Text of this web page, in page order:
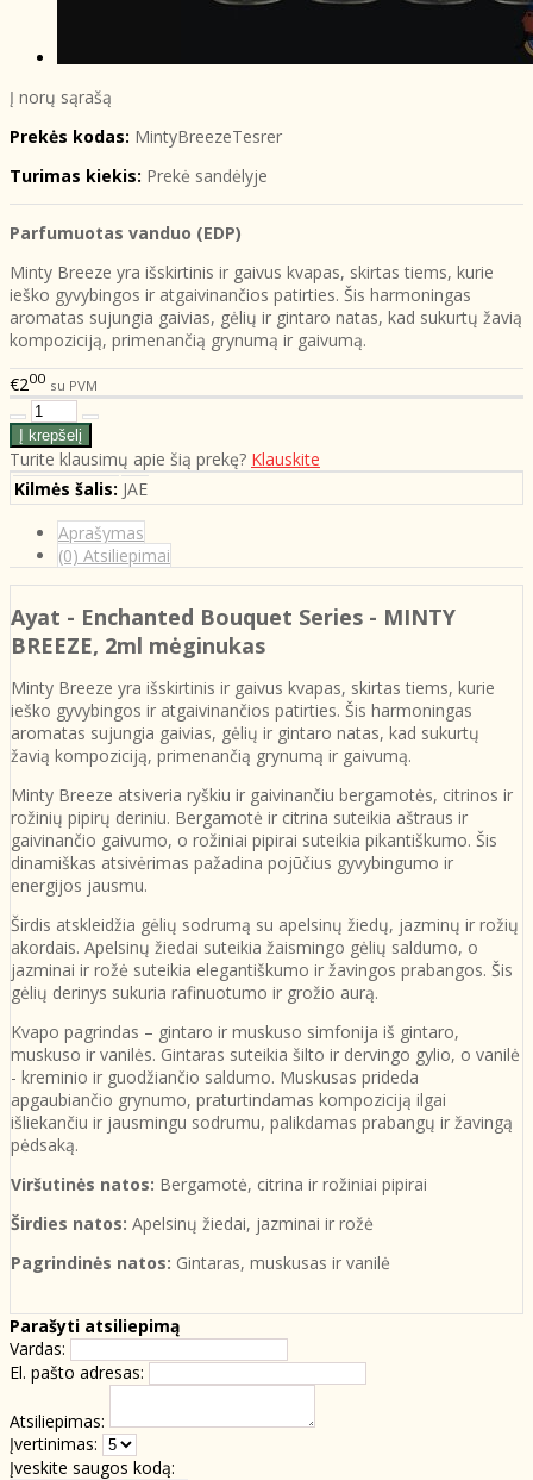
Į norų sąrašą
Prekės kodas: MintyBreezeTesrer
Turimas kiekis: Prekė sandėlyje
Parfumuotas vanduo (EDP)
Minty Breeze yra išskirtinis ir gaivus kvapas, skirtas tiems, kurie
ieško gyvybingos ir atgaivinančios patirties. Šis harmoningas
aromatas sujungia gaivias, gėlių ir gintaro natas, kad sukurtų žavią
kompoziciją, primenančią grynumą ir gaivumą.
€200 su PVM
Turite klausimų apie šią prekę? Klauskite
Kilmės šalis: JAE
Aprašymas
(0) Atsiliepimai
Ayat - Enchanted Bouquet Series - MINTY
BREEZE, 2ml mėginukas
Minty Breeze yra išskirtinis ir gaivus kvapas, skirtas tiems, kurie
ieško gyvybingos ir atgaivinančios patirties. Šis harmoningas
aromatas sujungia gaivias, gėlių ir gintaro natas, kad sukurtų
žavią kompoziciją, primenančią grynumą ir gaivumą.
Minty Breeze atsiveria ryškiu ir gaivinančiu bergamotės, citrinos ir
rožinių pipirų deriniu. Bergamotė ir citrina suteikia aštraus ir
gaivinančio gaivumo, o rožiniai pipirai suteikia pikantiškumo. Šis
dinamiškas atsivėrimas pažadina pojūčius gyvybingumo ir
energijos jausmu.
Širdis atskleidžia gėlių sodrumą su apelsinų žiedų, jazminų ir rožių
akordais. Apelsinų žiedai suteikia žaismingo gėlių saldumo, o
jazminai ir rožė suteikia elegantiškumo ir žavingos prabangos. Šis
gėlių derinys sukuria rafinuotumo ir grožio aurą.
Kvapo pagrindas – gintaro ir muskuso simfonija iš gintaro,
muskuso ir vanilės. Gintaras suteikia šilto ir dervingo gylio, o vanilė
- kreminio ir guodžiančio saldumo. Muskusas prideda
apgaubiančio grynumo, praturtindamas kompoziciją ilgai
išliekančiu ir jausmingu sodrumu, palikdamas prabangų ir žavingą
pėdsaką.
Viršutinės natos: Bergamotė, citrina ir rožiniai pipirai
Širdies natos: Apelsinų žiedai, jazminai ir rožė
Pagrindinės natos: Gintaras, muskusas ir vanilė
Parašyti atsiliepimą
Vardas:
El. pašto adresas:
Atsiliepimas:
Įvertinimas:
Įveskite saugos kodą: